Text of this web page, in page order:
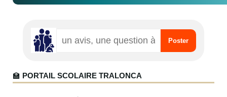
🏫 PORTAIL SCOLAIRE TRALONCA